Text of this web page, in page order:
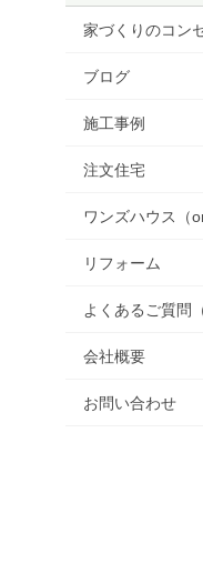
家づくりのコン
ブログ
施工事例
注文住宅
ワンズハウス（
リフォーム
よくあるご質問
会社概要
お問い合わせ